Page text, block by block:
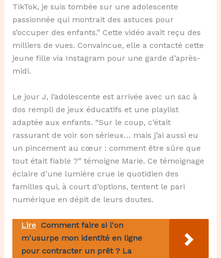
TikTok, je suis tombée sur une adolescente
passionnée qui montrait des astuces pour
s’occuper des enfants.” Cette vidéo avait reçu des
milliers de vues. Convaincue, elle a contacté cette
jeune fille via Instagram pour une garde d’après-
midi.
Le jour J, l’adolescente est arrivée avec un sac à
dos rempli de jeux éducatifs et une playlist
adaptée aux enfants. “Sur le coup, c’était
rassurant de voir son sérieux… mais j’ai aussi eu
un pincement au cœur : comment être sûre que
tout était fiable ?” témoigne Marie. Ce témoignage
éclaire d’une lumière crue le quotidien des
familles qui, à court d’options, tentent le pari
numérique en dépit de leurs doutes.
Lire Comment faire si l'on
m'usurpe mon identité en ligne
pour contracter un prêt ? La